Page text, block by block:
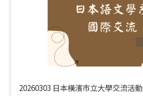
20260303 日本橫濱市立大學交流活動